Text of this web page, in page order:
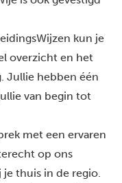
kun je
overzicht en het
Jullie hebben één
van begin tot
met een ervaren
op ons
thuis in de regio.